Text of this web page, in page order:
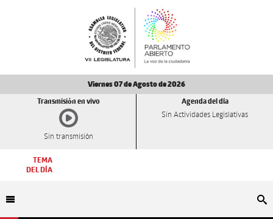
Viernes 07 de Agosto de 2026
Transmisión en vivo
Sin transmisión
Agenda del día
Sin Actividades Legislativas
TEMA
DEL DÍA